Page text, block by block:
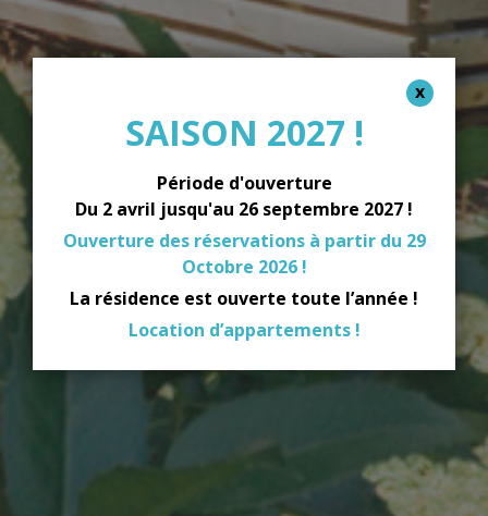
SAISON 2027 !
Période d'ouverture
Du 2 avril jusqu'au 26 septembre 2027 !
Ouverture des réservations à partir du 29
Octobre 2026 !
La résidence est ouverte toute l’année !
Location d’appartements !